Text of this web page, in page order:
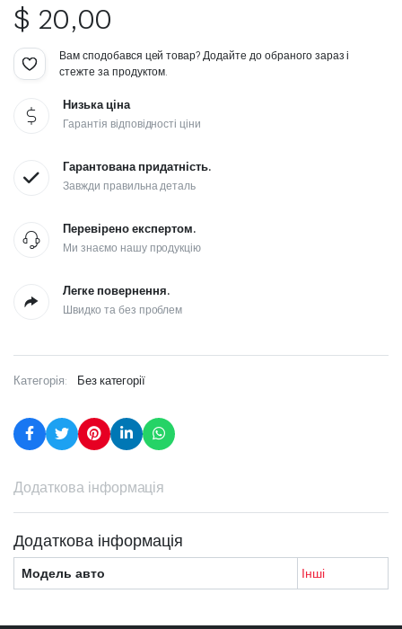
$ 20,00
Вам сподобався цей товар? Додайте до обраного зараз і
стежте за продуктом.
Низька ціна
Гарантія відповідності ціни
Гарантована придатність.
Завжди правильна деталь
Перевірено експертом.
Ми знаємо нашу продукцію
Легке повернення.
Швидко та без проблем
Категорія: Без категорії
Додаткова інформація
Додаткова інформація
Модель авто Інші